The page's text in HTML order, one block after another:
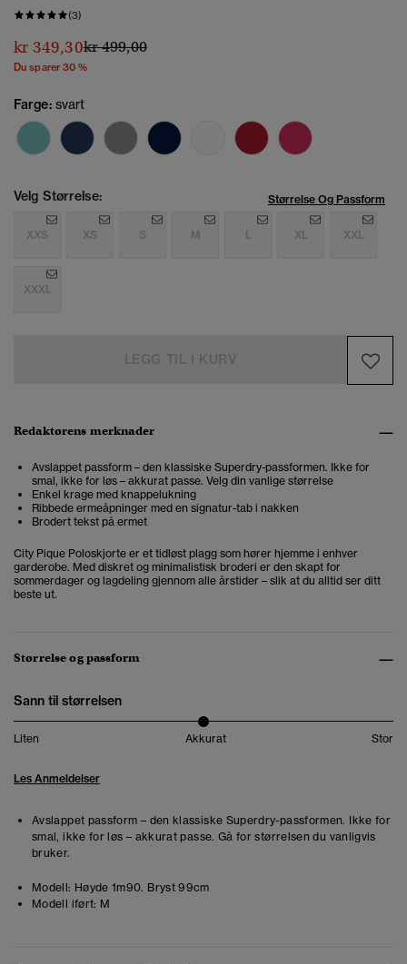
(3)
kr 349,30Pris nedsatt fra
kr 499,00til
Du sparer 30 %
Farge: svart
Velg Størrelse: Størrelse Og Passform
XXS XS S M L XL XXL
XXXL
Redaktørens merknader
Avslappet passform – den klassiske Superdry-passformen. Ikke for
smal, ikke for løs – akkurat passe. Velg din vanlige størrelse
Enkel krage med knappelukning
Ribbede ermeåpninger med en signatur-tab i nakken
Brodert tekst på ermet
City Pique Poloskjorte er et tidløst plagg som hører hjemme i enhver
garderobe. Med diskret og minimalistisk broderi er den skapt for
sommerdager og lagdeling gjennom alle årstider – slik at du alltid ser ditt
beste ut.
Størrelse og passform
Sann til størrelsen
Liten Akkurat Stor
Les Anmeldelser
Avslappet passform – den klassiske Superdry-passformen. Ikke for
smal, ikke for løs – akkurat passe. Gå for størrelsen du vanligvis
bruker.
Modell: Høyde 1m90. Bryst 99cm
Modell iført: M